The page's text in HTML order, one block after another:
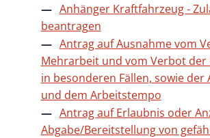
Anhänger Kraftfahrzeug -
beantragen
Antrag auf Ausnahme vom
Mehrarbeit und vom Verbot
in besonderen Fällen, sowie
und dem Arbeitstempo
Antrag auf Erlaubnis oder
Abgabe/Bereitstellung von